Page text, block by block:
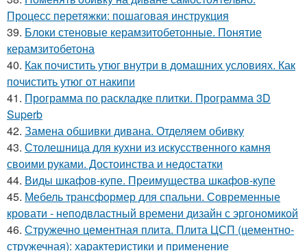
Процесс перетяжки: пошаговая инструкция
39. Блоки стеновые керамзитобетонные. Понятие
керамзитобетона
40. Как почистить утюг внутри в домашних условиях. Как
почистить утюг от накипи
41. Программа по раскладке плитки. Программа 3D
Superb
42. Замена обшивки дивана. Отделяем обивку
43. Столешница для кухни из искусственного камня
своими руками. Достоинства и недостатки
44. Виды шкафов-купе. Преимущества шкафов-купе
45. Мебель трансформер для спальни. Современные
кровати - неподвластный времени дизайн с эргономикой
46. Стружечно цементная плита. Плита ЦСП (цементно-
стружечная): характеристики и применение